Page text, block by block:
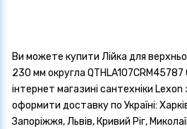
Ви можете купити Лійка для
230 мм округла
інтернет магазині сантехніки
оформити доставку по Україні:
Запоріжжя, Львів, Кривий Ріг,